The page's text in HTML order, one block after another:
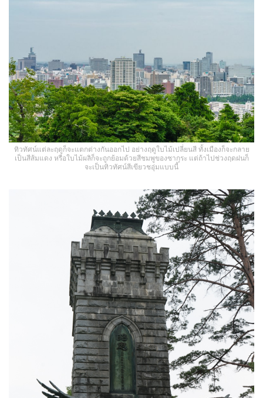
ทิวทัศน์แต่ละฤดูก็จะแตกต่างกันออกไป อย่างฤดูใบไม้เปลี่ยนสี ทั้งเมืองก็จะกลาย
เป็นสีส้มแดง หรือใบไม้ผลิก็จะถูกย้อมด้วยสีชมพูของซากุระ แต่ถ้าไปช่วงฤดฝนก็
จะเป็นทิวทัศน์สีเขียวชอุ่มแบบนี้